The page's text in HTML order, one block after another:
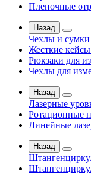
Пленочные
Назад
Чехлы и сумки
Жесткие
Рюкзаки для
Чехлы для
Назад
Лазерные
Ротационные
Линейные
Назад